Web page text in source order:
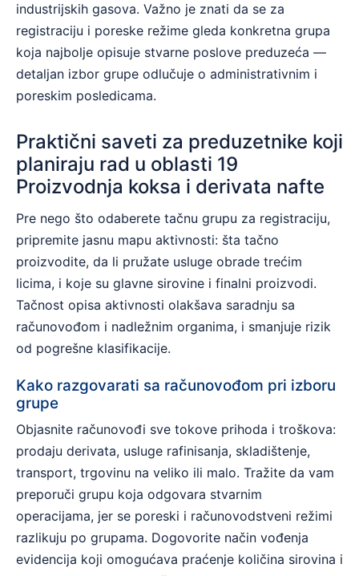
industrijskih gasova. Važno je znati da se za
registraciju i poreske režime gleda konkretna grupa
koja najbolje opisuje stvarne poslove preduzeća —
detaljan izbor grupe odlučuje o administrativnim i
poreskim posledicama.
Praktični saveti za preduzetnike koji
planiraju rad u oblasti 19
Proizvodnja koksa i derivata nafte
Pre nego što odaberete tačnu grupu za registraciju,
pripremite jasnu mapu aktivnosti: šta tačno
proizvodite, da li pružate usluge obrade trećim
licima, i koje su glavne sirovine i finalni proizvodi.
Tačnost opisa aktivnosti olakšava saradnju sa
računovođom i nadležnim organima, i smanjuje rizik
od pogrešne klasifikacije.
Kako razgovarati sa računovođom pri izboru
grupe
Objasnite računovođi sve tokove prihoda i troškova:
prodaju derivata, usluge rafinisanja, skladištenje,
transport, trgovinu na veliko ili malo. Tražite da vam
preporuči grupu koja odgovara stvarnim
operacijama, jer se poreski i računovodstveni režimi
razlikuju po grupama. Dogovorite način vođenja
evidencija koji omogućava praćenje količina sirovina i